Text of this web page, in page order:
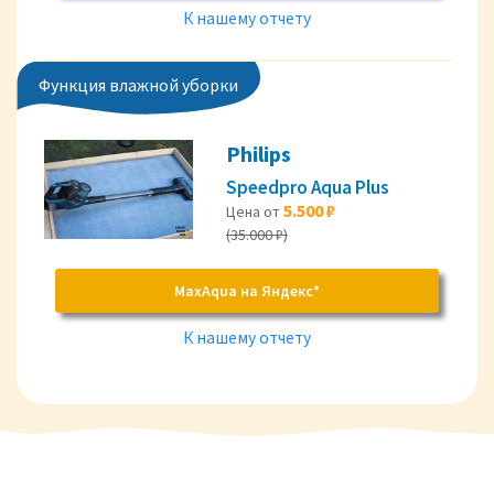
К нашему отчету
Функция влажной уборки
Philips
Speedpro Aqua Plus
Цена от5.500 ₽
(35.000 ₽)
MaxAqua на Яндекс*
К нашему отчету